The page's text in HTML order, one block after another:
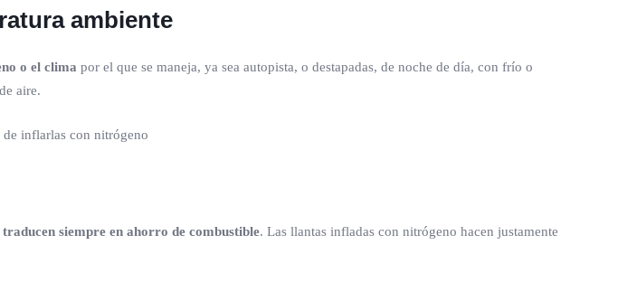
ambiente
o el clima por el que se maneja, ya sea autopista, o destapadas, de noche de día, con frío o
aire.
siempre en ahorro de combustible. Las llantas infladas con nitrógeno hacen justamente